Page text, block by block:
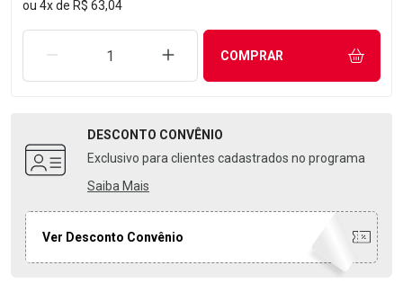
ou 4xde R$ 63,04
REMOVER UMA UNIDADEAUMENTAR UMA UNIDADE
COMPRAR
DESCONTO CONVÊNIO
Exclusivo para clientes cadastrados no programa
Saiba Mais
Ver Desconto Convênio